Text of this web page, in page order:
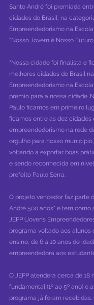
Santo André foi premiada
cidades do Brasil, na
Empreendedorismo na
“Nosso Jovem é Nosso
“Nossa cidade foi finalista e
melhores cidades do Brasil
Empreendedorismo na
prêmio para a nossa cidade.
Paulo ficamos em primeiro
ficamos entre as dez cidades
empreendedorismo na rede
orgulho para nosso
voltando a exportar boas
e sendo reconhecida em
prefeito Paulo Serra.
O projeto vencedor faz parte
André 500 anos” e tem como
JEPP (Jovens
programa voltado aos alunos
ensino, de 6 a 10 anos de
empreendedora aos
O JEPP atenderá cerca de 18
fundamental (1º ao 5º ano) e
programa já foram recebidas.